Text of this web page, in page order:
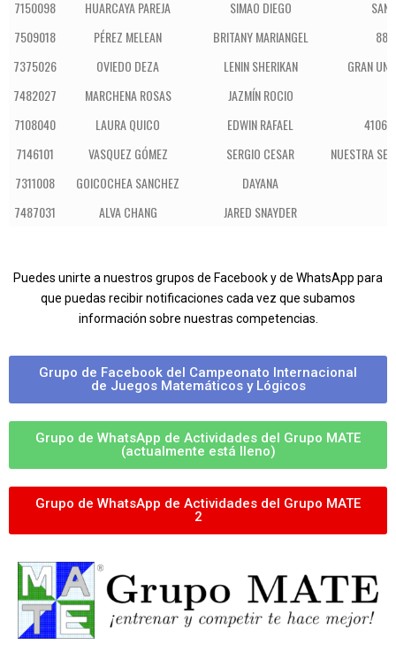
7150098
HUARCAYA PAREJA SIMAO DIEGO
SAN
7509018
PÉREZ MELEAN BRITANY MARIANGEL
7375026
OVIEDO DEZA LENIN SHERIKAN
GRAN
7482027
MARCHENA ROSAS
JAZMÍN ROCIO
7108040
LAURA QUICO EDWIN RAFAEL
41061
7146101
VASQUEZ GÓMEZ SERGIO CESAR
NUESTRA
7311008
GOICOCHEA SANCHEZ DAYANA
7487031
ALVA CHANG JARED SNAYDER
Puedes unirte a nuestros grupos de Facebook y de WhatsApp para
que puedas recibir notificaciones cada vez que subamos
información sobre nuestras competencias.
Grupo de Facebook del Campeonato Internacional
de Juegos Matemáticos y Lógicos
Grupo de WhatsApp de Actividades del Grupo MATE
(actualmente está lleno)
Grupo de WhatsApp de Actividades del Grupo MATE
2